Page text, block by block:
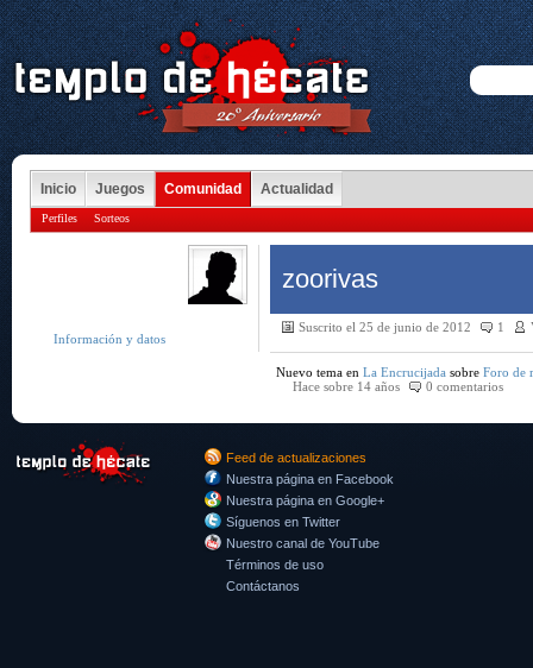
Inicio Juegos Comunidad Actualidad
Perfiles Sorteos
zoorivas
Suscrito el 25 de junio de 2012 1
Nuevo tema en La Encrucijada sobre Foro de
Hace sobre 14 años
0 comentarios
Información y datos
Feed de actualizaciones
Nuestra página en Facebook
Nuestra página en Google+
Síguenos en Twitter
Nuestro canal de YouTube
Términos de uso
Contáctanos